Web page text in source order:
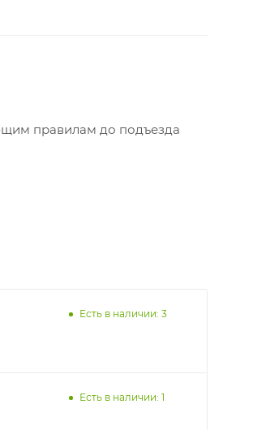
правилам до подъезда
Есть в наличии: 3
Есть в наличии: 1